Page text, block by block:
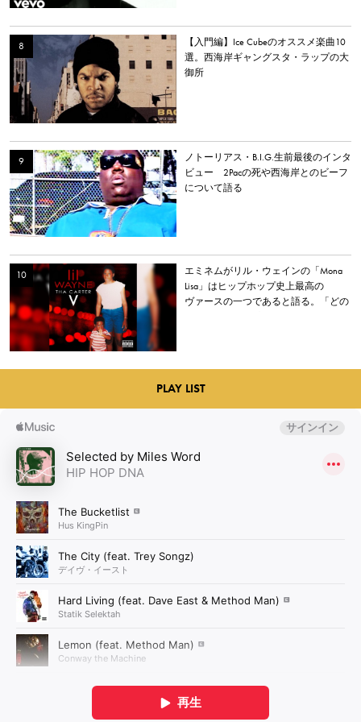
【入門編】Ice Cubeのオススメ楽曲10
選。西海岸ギャングスタ・ラップの大
御所
ノトーリアス・B.I.G.生前最後のインタ
ビュー 2Pacの死や西海岸とのビーフ
について語る
エミネムがリル・ウェインの「Mona
Lisa」はヒップホップ史上最高の
ヴァースの一つであると語る。「どの
PLAY LIST